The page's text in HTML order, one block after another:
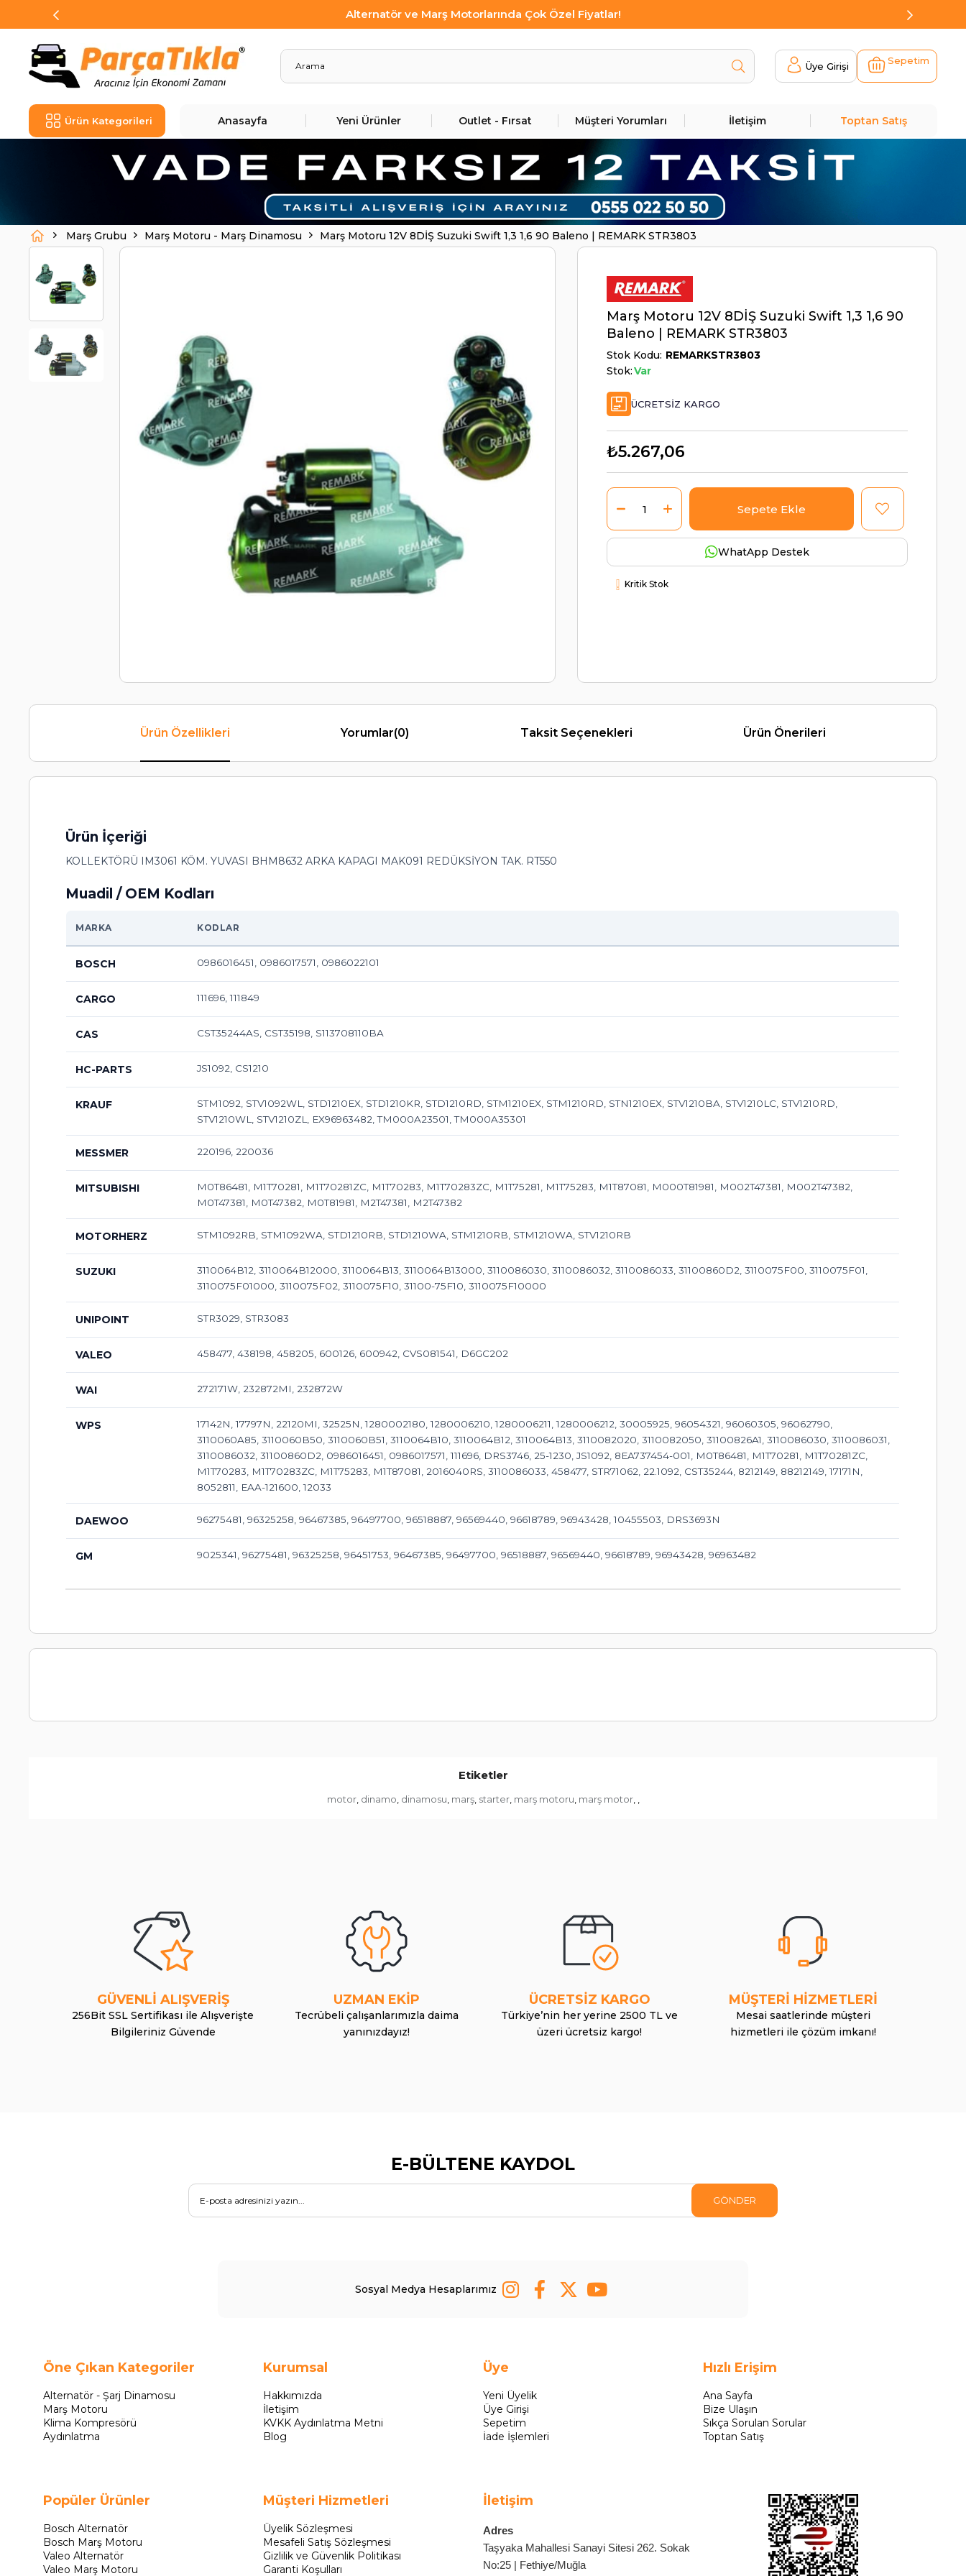
Alternatör ve Marş Motorlarında Çok Özel Fiyatlar!
Üye Girişi Sepetim
Ürün Kategorileri Anasayfa Yeni Ürünler Outlet - Fırsat Müşteri Yorumları İletişim Toptan Satış
Marş Grubu Marş Motoru - Marş Dinamosu Marş Motoru 12V 8DİŞ Suzuki Swift 1,3 1,6 90 Baleno | REMARK STR3803
Marş Motoru 12V 8DİŞ Suzuki Swift 1,3 1,6 90
Baleno | REMARK STR3803
Stok Kodu REMARKSTR3803
Stok:Var
ÜCRETSIZ KARGO
₺5.267,06
WhatApp Destek
Kritik Stok
Ürün Özellikleri Yorumlar(0) Taksit Seçenekleri Ürün Önerileri
Ürün İçeriği
KOLLEKTÖRÜ IM3061 KÖM. YUVASI BHM8632 ARKA KAPAGI MAK091 REDÜKSİYON TAK. RT550
Muadil / OEM Kodları
MARKA KODLAR
BOSCH 0986016451, 0986017571, 0986022101
CARGO 111696, 111849
CAS CST35244AS, CST35198, S113708110BA
HC-PARTS JS1092, CS1210
KRAUF
STM1092, STV1092WL, STD1210EX, STD1210KR, STD1210RD, STM1210EX, STM1210RD, STN1210EX, STV1210BA, STV1210LC, STV1210RD,
STV1210WL, STV1210ZL, EX96963482, TM000A23501, TM000A35301
MESSMER 220196, 220036
MITSUBISHI
M0T86481, M1T70281, M1T70281ZC, M1T70283, M1T70283ZC, M1T75281, M1T75283, M1T87081, M000T81981, M002T47381, M002T47382,
M0T47381, M0T47382, M0T81981, M2T47381, M2T47382
MOTORHERZ STM1092RB, STM1092WA, STD1210RB, STD1210WA, STM1210RB, STM1210WA, STV1210RB
SUZUKI
3110064B12, 3110064B12000, 3110064B13, 3110064B13000, 3110086030, 3110086032, 3110086033, 31100860D2, 3110075F00, 3110075F01,
3110075F01000, 3110075F02, 3110075F10, 31100-75F10, 3110075F10000
UNIPOINT STR3029, STR3083
VALEO 458477, 438198, 458205, 600126, 600942, CVS081541, D6GC202
WAI 272171W, 232872MI, 232872W
WPS
17142N, 17797N, 22120MI, 32525N, 1280002180, 1280006210, 1280006211, 1280006212, 30005925, 96054321, 96060305, 96062790,
3110060A85, 3110060B50, 3110060B51, 3110064B10, 3110064B12, 3110064B13, 3110082020, 3110082050, 31100826A1, 3110086030, 3110086031,
3110086032, 31100860D2, 0986016451, 0986017571, 111696, DRS3746, 25-1230, JS1092, 8EA737454-001, M0T86481, M1T70281, M1T70281ZC,
M1T70283, M1T70283ZC, M1T75283, M1T87081, 2016040RS, 3110086033, 458477, STR71062, 22.1092, CST35244, 8212149, 88212149, 17171N,
8052811, EAA-121600, 12033
DAEWOO 96275481, 96325258, 96467385, 96497700, 96518887, 96569440, 96618789, 96943428, 10455503, DRS3693N
GM 9025341, 96275481, 96325258, 96451753, 96467385, 96497700, 96518887, 96569440, 96618789, 96943428, 96963482
Etiketler
motor, dinamo dinamosu marş, starter, marş motoru marş motor,
GÜVENLİ ALIŞVERİŞ
256Bit SSL Sertifikası ile Alışverişte
Bilgileriniz Güvende
UZMAN EKİP
Tecrübeli çalışanlarımızla daima
yanınızdayız!
ÜCRETSİZ KARGO
Türkiye’nin her yerine 2500 TL ve
üzeri ücretsiz kargo!
MÜŞTERİ HİZMETLERİ
Mesai saatlerinde müşteri
hizmetleri ile çözüm imkanı!
E-BÜLTENE KAYDOL
GÖNDER
Sosyal Medya Hesaplarımız
Öne Çıkan Kategoriler
Alternatör - Şarj Dinamosu
Marş Motoru
Klima Kompresörü
Aydınlatma
Popüler Ürünler
Bosch Alternatör
Bosch Marş Motoru
Valeo Alternatör
Valeo Marş Motoru
Kurumsal
Hakkımızda
İletişim
KVKK Aydınlatma Metni
Blog
Müşteri Hizmetleri
Üyelik Sözleşmesi
Mesafeli Satış Sözleşmesi
Gizlilik ve Güvenlik Politikası
Garanti Koşulları
Üye
Yeni Üyelik
Üye Girişi
Sepetim
İade İşlemleri
İletişim
Adres
Taşyaka Mahallesi Sanayi Sitesi 262. Sokak
No:25 | Fethiye/Muğla
Hızlı Erişim
Ana Sayfa
Bize Ulaşın
Sıkça Sorulan Sorular
Toptan Satış